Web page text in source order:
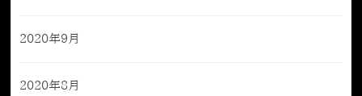
2020年9月
2020年8月